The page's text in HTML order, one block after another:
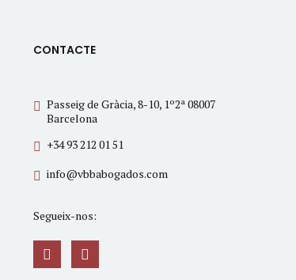
CONTACTE
Passeig de Gràcia, 8-10, 1º2ª 08007
Barcelona
+34 93 212 01 51
info@vbbabogados.com
Segueix-nos: